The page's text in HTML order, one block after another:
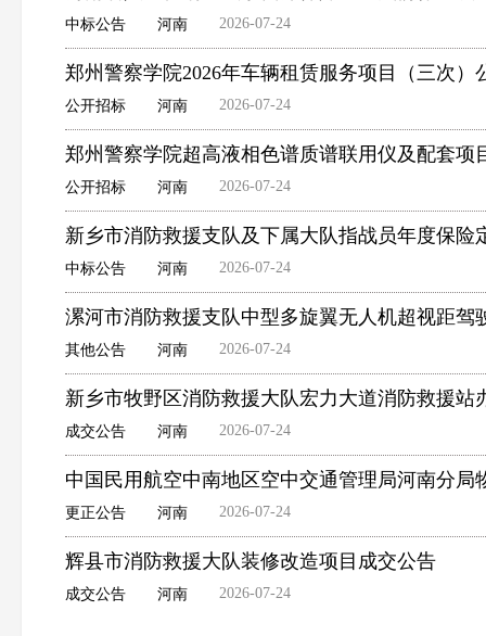
中标公告 河南 2026-07-24
郑州警察学院2026年车辆租赁服务项目（三次）
公开招标 河南 2026-07-24
郑州警察学院超高液相色谱质谱联用仪及配套项
公开招标 河南 2026-07-24
新乡市消防救援支队及下属大队指战员年度保险
中标公告 河南 2026-07-24
漯河市消防救援支队中型多旋翼无人机超视距驾
其他公告 河南 2026-07-24
新乡市牧野区消防救援大队宏力大道消防救援
成交公告 河南 2026-07-24
中国民用航空中南地区空中交通管理局河南分局
更正公告 河南 2026-07-24
辉县市消防救援大队装修改造项目成交公告
成交公告 河南 2026-07-24